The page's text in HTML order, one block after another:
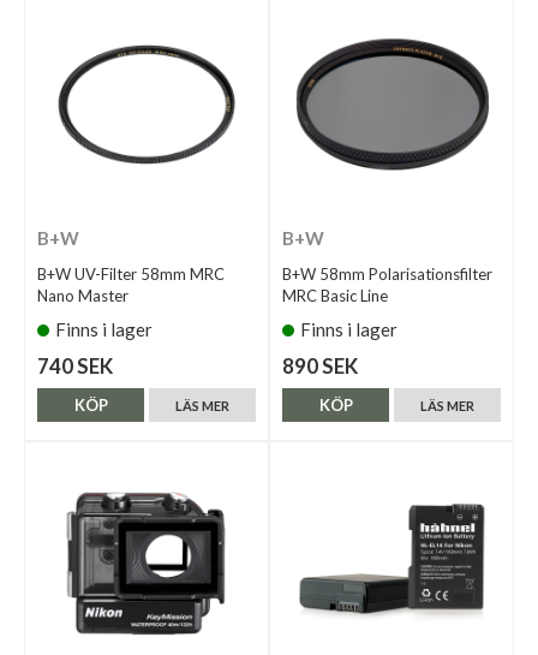
B+W
B+W UV-Filter 58mm MRC
Nano Master
Finns i lager
740 SEK
LÄS MER
KÖP
B+W
B+W 58mm Polarisationsfilter
MRC Basic Line
Finns i lager
890 SEK
LÄS MER
KÖP